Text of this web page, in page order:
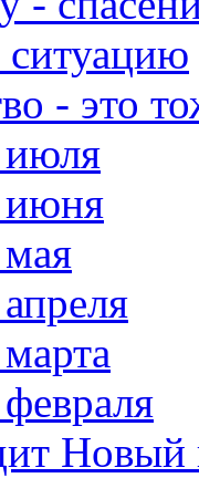
- это
Новый